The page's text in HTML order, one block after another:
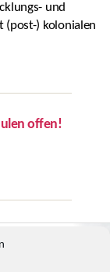
und
(post-) kolonialen
offen!